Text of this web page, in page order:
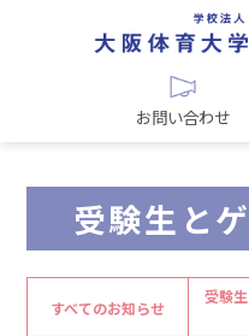
お問い合わせ
受験生と
すべてのお知らせ
受験